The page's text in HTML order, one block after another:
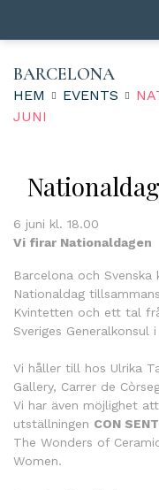
BARCELONA
HEM EVENTS
JUNI
6 juni kl. 18.00
Vi firar Nationaldagen
Barcelona och
Nationaldag
Kvintetten och ett tal
Sveriges Generalkonsul
Vi håller till hos Ulrika
Gallery, Carrer de
Vi har även möjlighet
utställningen CON SENT
The Wonders of
Women.